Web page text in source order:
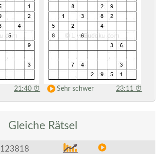
21:40 ⏰ Sehr schwer 23:11 ⏰
Gleiche Rätsel
123818